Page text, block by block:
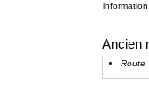
Ancien
Route